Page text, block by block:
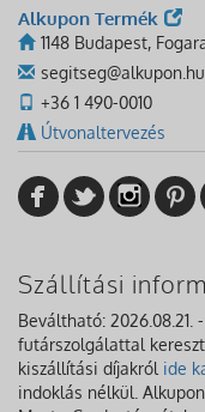
Alkupon Termék
1148 Budapest,
segitseg@alkupon.hu
+36 1 490-0010
Útvonaltervezés
Szállítási
Beváltható: 2026.08.21.
futárszolgálattal
kiszállítási díjakról ide
indoklás nélkül.